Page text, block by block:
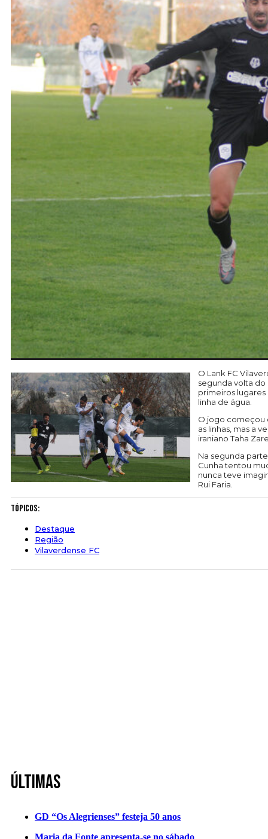
O Lank FC
segunda volta
primeiros lugares
linha de água.
O jogo começou
as linhas, mas a
iraniano Taha
Na segunda
Cunha tentou
nunca teve
Rui Faria.
Tópicos:
Destaque
Região
Vilaverdense FC
Últimas
GD “Os Alegrienses” festeja 50 anos